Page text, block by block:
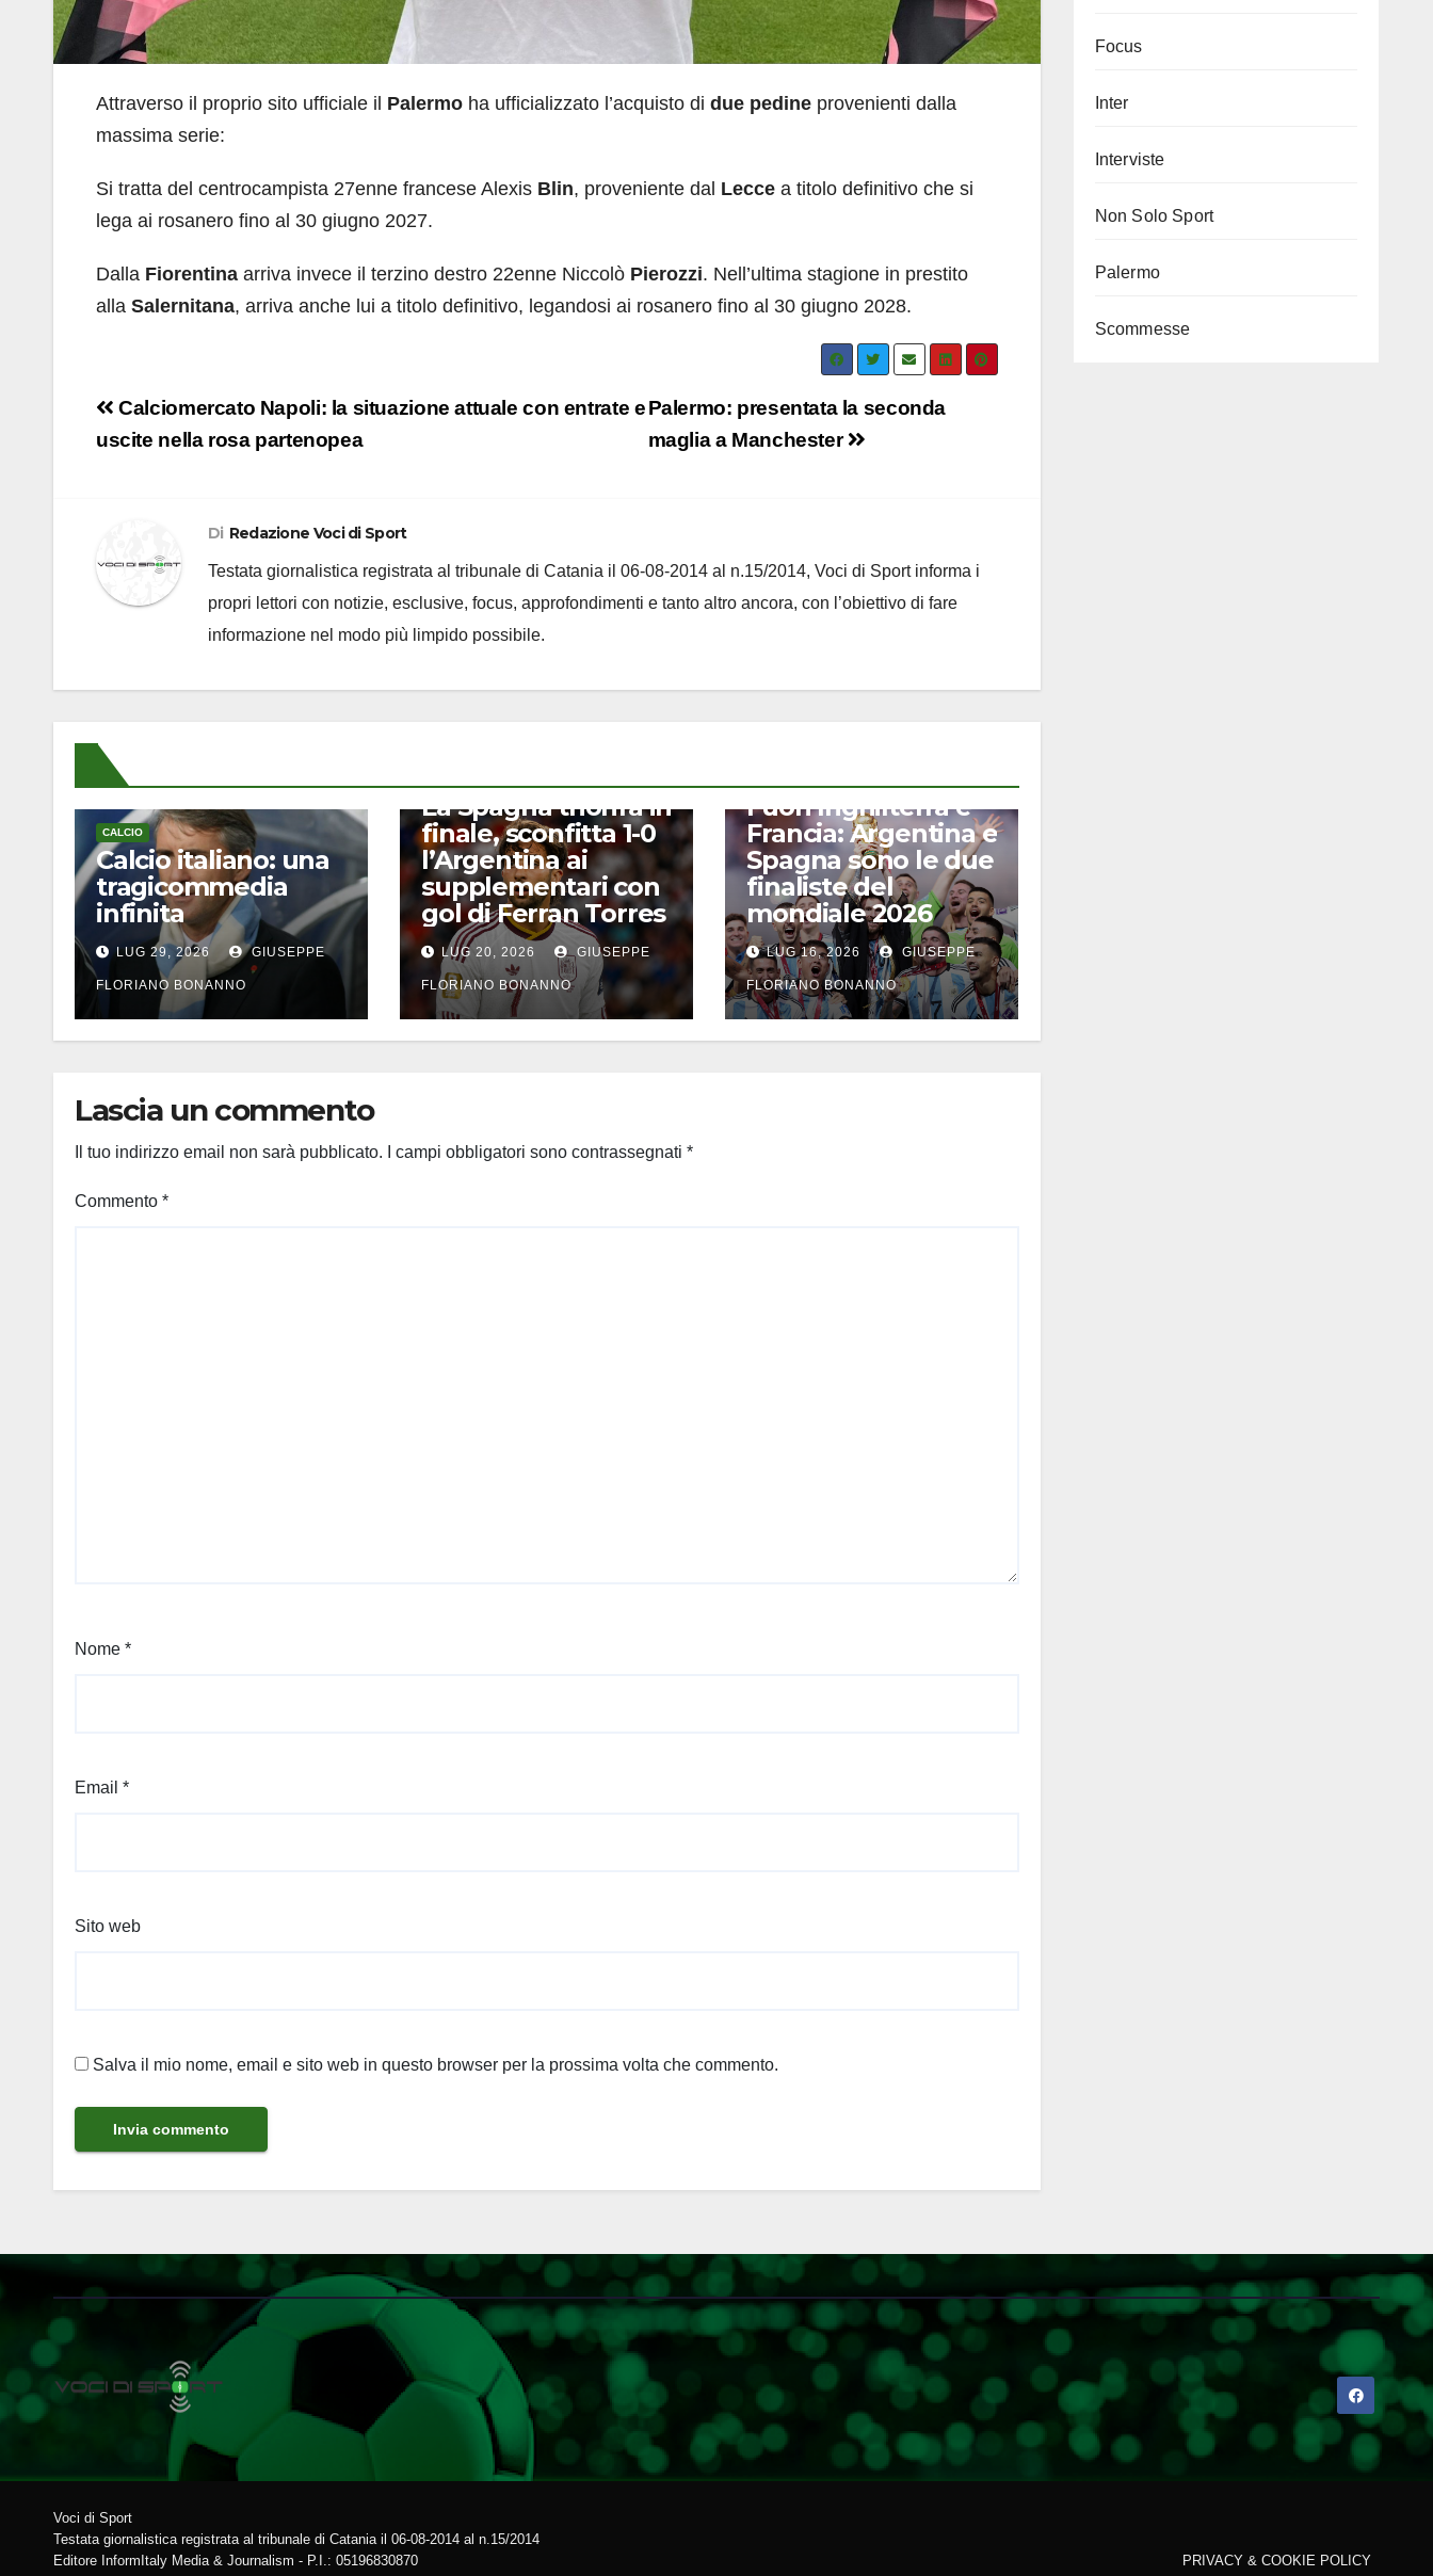
Attraverso il proprio sito ufficiale il Palermo ha ufficializzato l’acquisto di due pedine provenienti dalla
massima serie:
Si tratta del centrocampista 27enne francese Alexis Blin, proveniente dal Lecce a titolo definitivo che si
lega ai rosanero fino al 30 giugno 2027.
Dalla Fiorentina arriva invece il terzino destro 22enne Niccolò Pierozzi. Nell’ultima stagione in prestito
alla Salernitana, arriva anche lui a titolo definitivo, legandosi ai rosanero fino al 30 giugno 2028.
Navigazione
articoli
Palermo: presentata la seconda
maglia a Manchester
Calciomercato Napoli: la situazione attuale con entrate e
uscite nella rosa partenopea
Di Redazione Voci di Sport
Testata giornalistica registrata al tribunale di Catania il 06-08-2014 al n.15/2014, Voci di Sport informa i
propri lettori con notizie, esclusive, focus, approfondimenti e tanto altro ancora, con l’obiettivo di fare
informazione nel modo più limpido possibile.
CALCIO
Calcio italiano: una
tragicommedia
infinita
LUG 29, 2026 GIUSEPPE
FLORIANO BONANNO
La Spagna trionfa in
finale, sconfitta 1-0
l’Argentina ai
supplementari con
gol di Ferran Torres
LUG 20, 2026 GIUSEPPE
FLORIANO BONANNO
Fuori Inghilterra e
Francia: Argentina e
Spagna sono le due
finaliste del
mondiale 2026
LUG 16, 2026 GIUSEPPE
FLORIANO BONANNO
Lascia un commento
Il tuo indirizzo email non sarà pubblicato. I campi obbligatori sono contrassegnati *
Commento *
Nome *
Email *
Sito web
Salva il mio nome, email e sito web in questo browser per la prossima volta che commento.
Focus
Inter
Interviste
Non Solo Sport
Palermo
Scommesse
Voci di Sport
Testata giornalistica registrata al tribunale di Catania il 06-08-2014 al n.15/2014
Editore InformItaly Media & Journalism - P.I.: 05196830870
PRIVACY & COOKIE POLICY